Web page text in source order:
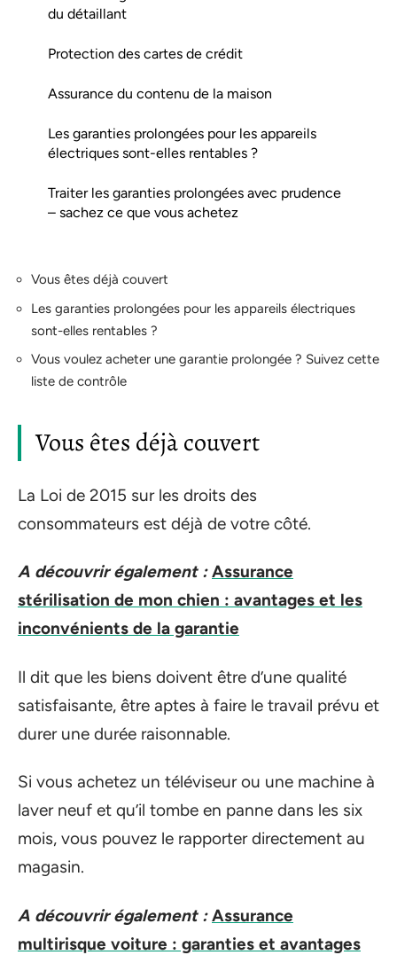
du détaillant
Protection des cartes de crédit
Assurance du contenu de la maison
Les garanties prolongées pour les appareils
électriques sont-elles rentables ?
Traiter les garanties prolongées avec prudence
– sachez ce que vous achetez
Vous êtes déjà couvert
Les garanties prolongées pour les appareils électriques
sont-elles rentables ?
Vous voulez acheter une garantie prolongée ? Suivez cette
liste de contrôle
Vous êtes déjà couvert
La Loi de 2015 sur les droits des
consommateurs est déjà de votre côté.
A découvrir également : Assurance
stérilisation de mon chien : avantages et les
inconvénients de la garantie
Il dit que les biens doivent être d’une qualité
satisfaisante, être aptes à faire le travail prévu et
durer une durée raisonnable.
Si vous achetez un téléviseur ou une machine à
laver neuf et qu’il tombe en panne dans les six
mois, vous pouvez le rapporter directement au
magasin.
A découvrir également : Assurance
multirisque voiture : garanties et avantages